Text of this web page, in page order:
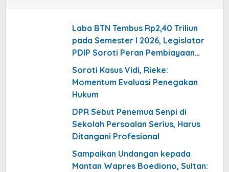
Laba BTN Tembus Rp2,40 Triliun
pada Semester I 2026, Legislator
PDIP Soroti Peran Pembiayaan
Rumah
Soroti Kasus Vidi, Rieke:
Momentum Evaluasi Penegakan
Hukum
DPR Sebut Penemua Senpi di
Sekolah Persoalan Serius, Harus
Ditangani Profesional
Sampaikan Undangan kepada
Mantan Wapres Boediono, Sultan: